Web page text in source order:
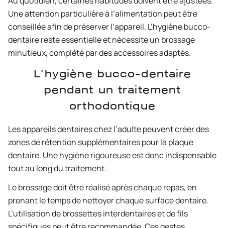
Une attention particulière à l’alimentation peut être
conseillée afin de préserver l’appareil. L’hygiène bucco-
dentaire reste essentielle et nécessite un brossage
minutieux, complété par des accessoires adaptés.
L’hygiène bucco-dentaire
pendant un traitement
orthodontique
Les appareils dentaires chez l’adulte peuvent créer des
zones de rétention supplémentaires pour la plaque
dentaire. Une hygiène rigoureuse est donc indispensable
tout au long du traitement.
Le brossage doit être réalisé après chaque repas, en
prenant le temps de nettoyer chaque surface dentaire.
L’utilisation de brossettes interdentaires et de fils